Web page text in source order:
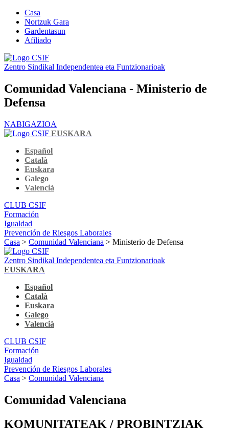
Casa
Nortzuk Gara
Gardentasun
Afiliado
Zentro Sindikal Independentea eta Funtzionarioak
Comunidad Valenciana - Ministerio de
Defensa
NABIGAZIOA
EUSKARA
Español
Català
Euskara
Galego
Valencià
CLUB CSIF
Formación
Igualdad
Prevención de Riesgos Laborales
Casa > Comunidad Valenciana > Ministerio de Defensa
Zentro Sindikal Independentea eta Funtzionarioak
EUSKARA
Español
Català
Euskara
Galego
Valencià
CLUB CSIF
Formación
Igualdad
Prevención de Riesgos Laborales
Casa > Comunidad Valenciana
Comunidad Valenciana
KOMUNITATEAK / PROBINTZIAK